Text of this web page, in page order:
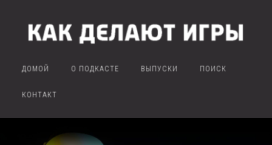
ДОМОЙ О ПОДКАСТЕ ВЫПУСКИ ПОИСК
КОНТАКТ